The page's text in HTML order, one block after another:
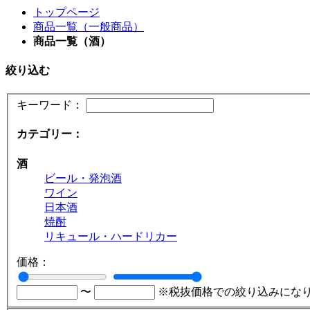
トップページ
商品一覧（一般商品）
商品一覧（酒）
絞り込む
キーワード：
カテゴリー：
酒
ビール・発泡酒
ワイン
日本酒
焼酎
リキュール・ハードリカー
価格：
〜 ※税抜価格での絞り込みにな